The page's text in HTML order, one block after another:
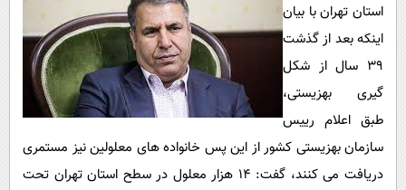
سرگرمی
فناوری
گوناگون
محیط زیست
سلامت
روانشناسی
آشپزی
استان تهران با بیان
اینکه بعد از گذشت
۳۹ سال از شکل
گیری بهزیستی،
طبق اعلام رییس
سازمان بهزیستی کشور از این پس خانواده های معلولین نیز مستمری
دریافت می کنند، گفت: ۱۴ هزار معلول در سطح استان تهران تحت